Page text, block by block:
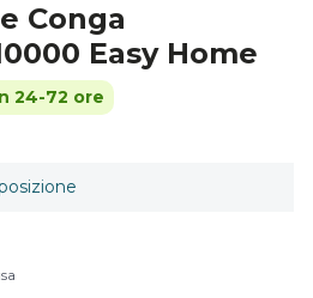
Conga
Easy Home
24-72 ore